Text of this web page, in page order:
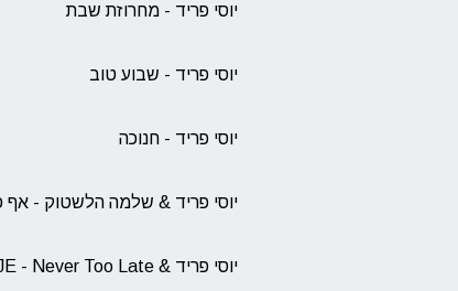
יוסי פריד - מחרוזת שבת
יוסי פריד - שבוע טוב
יוסי פריד - חנוכה
יוסי פריד & שלמה הלשטוק -
יוסי פריד & AJE - Never Too Late